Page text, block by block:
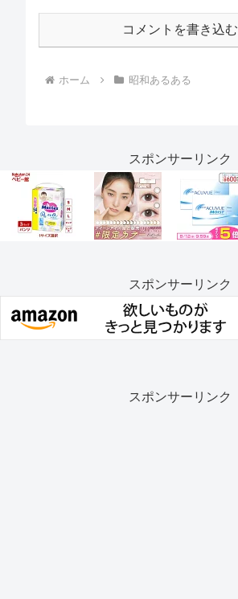
コメントを書き込む
ホーム 昭和あるある
スポンサーリンク
スポンサーリンク
スポンサーリンク